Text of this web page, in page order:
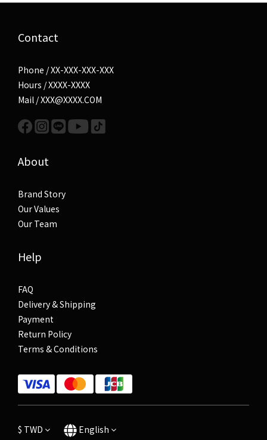
Contact
Phone / XX-XXX-XXX-XXX
Hours / XXXX-XXXX
Mail / XXX@XXXX.COM
About
Brand Story
Our Values
Our Team
Help
FAQ
Delivery & Shipping
Payment
Return Policy
Terms & Conditions
$ TWD English